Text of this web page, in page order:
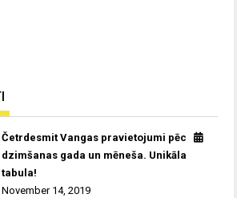
Četrdesmit Vangas pravietojumi pēc
dzimšanas gada un mēneša. Unikāla
tabula!
November 14, 2019